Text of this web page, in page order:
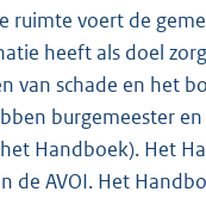
ruimte voert de
heeft als doel
van schade en het
burgemeester
Handboek). Het
de AVOI. Het